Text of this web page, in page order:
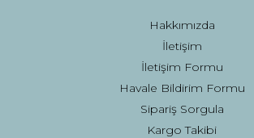
Gönder
Hakkımızda
İletişim
İletişim Formu
Havale Bildirim Formu
Sipariş Sorgula
Kargo Takibi